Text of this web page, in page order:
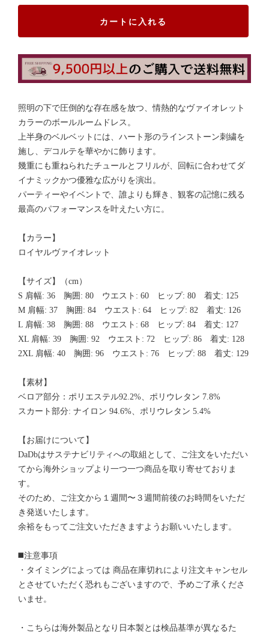
カートに入れる
照明の下で圧倒的な存在感を放つ、情熱的なヴァイオレット
カラーのボールルームドレス。
上半身のベルベットには、ハート形のラインストーン刺繍を
施し、デコルテを華やかに飾ります。
幾重にも重ねられたチュールとフリルが、回転に合わせてダ
イナミックかつ優雅な広がりを演出。
パーティーやイベントで、誰よりも輝き、観客の記憶に残る
最高のパフォーマンスを叶えたい方に。
【カラー】
ロイヤルヴァイオレット
【サイズ】（cm）
S 肩幅: 36 胸囲: 80 ウエスト: 60 ヒップ: 80 着丈: 125
M 肩幅: 37 胸囲: 84 ウエスト: 64 ヒップ: 82 着丈: 126
L 肩幅: 38 胸囲: 88 ウエスト: 68 ヒップ: 84 着丈: 127
XL 肩幅: 39 胸囲: 92 ウエスト: 72 ヒップ: 86 着丈: 128
2XL 肩幅: 40 胸囲: 96 ウエスト: 76 ヒップ: 88 着丈: 129
【素材】
ベロア部分：ポリエステル92.2%、ポリウレタン 7.8%
スカート部分: ナイロン 94.6%、ポリウレタン 5.4%
【お届けについて】
DaDbはサステナビリティへの取組として、ご注文をいただい
てから海外ショップより一つ一つ商品を取り寄せておりま
す。
そのため、ご注文から１週間〜３週間前後のお時間をいただ
き発送いたします。
余裕をもってご注文いただきますようお願いいたします。
◼️注意事項
・タイミングによっては 商品在庫切れにより注文キャンセル
とさせていただく恐れもございますので、予めご了承くださ
いませ。
・こちらは海外製品となり日本製とは検品基準が異なるた